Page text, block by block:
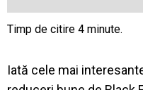
Iată cele mai